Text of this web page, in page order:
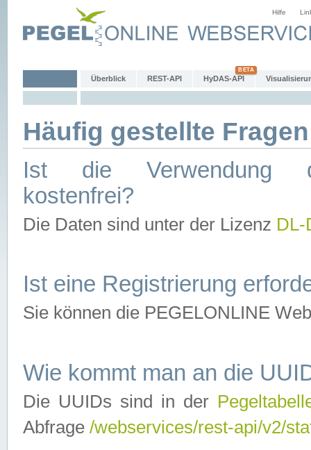
Hilfe
Überblick REST-API HyDAS-API
Häufig gestellte
Ist die Verwendung
kostenfrei?
Die Daten sind unter der Lizenz
Ist eine Registrierung
Sie können die PEGELONLINE
Wie kommt man an die
Die UUIDs sind in der
Abfrage /webservices/rest-api/v2/